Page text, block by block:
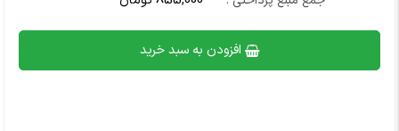
افزودن به سبد خرید